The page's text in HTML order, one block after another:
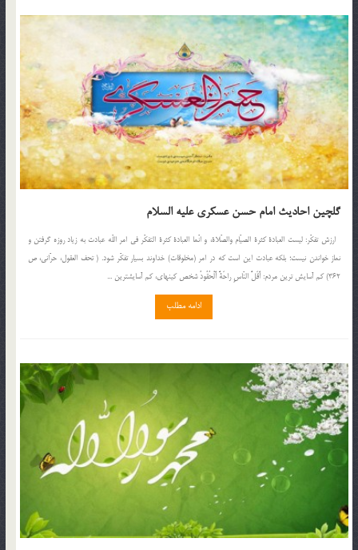
گلچین احادیث امام حسن عسکری علیه السلام
ارزش تفکّر: لیست العبادة کثرة الصیّام والصّلاة، و انّما العبادة کثرة التفکّر فی امر اللّه عبادت به زیاد روزه گرفتن و
نماز خواندن نیست؛ بلکه عبادت این است که در امر (مخلوقات) خداوند بسیار تفکّر شود. ( تحف العقول، حرّانی، ص
362) کم آسایش ترین مردم: أَقَلُّ النّاسِ راحَةً أَلْحُقُودُ شخص كينه‏اى، كم آسايش‏ترين ...
ادامه مطلب